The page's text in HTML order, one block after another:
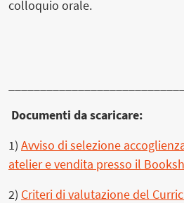
colloquio orale.
Documenti da scaricare:
1) Avviso di selezione
atelier e vendita presso il
2) Criteri di valutazione del